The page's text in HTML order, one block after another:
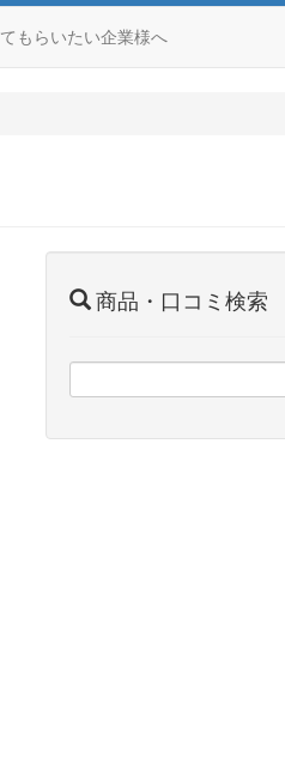
もらいたい企業様へ
商品・口コミ検索